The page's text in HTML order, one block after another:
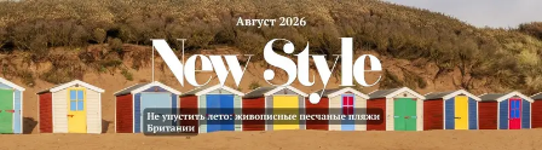
Skip
to
content